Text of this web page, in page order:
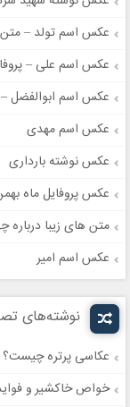
عکس اسم تولد –
عکس اسم علی –
عکس اسم ابوالفضل
عکس اسم مهدی
عکس نوشته بارداری
عکس پروفایل ماه
متن های زیبا درباره
عکس اسم امیر
نوشته‌های
عکاسی پرتره چیست؟
خواص خاکشیر و